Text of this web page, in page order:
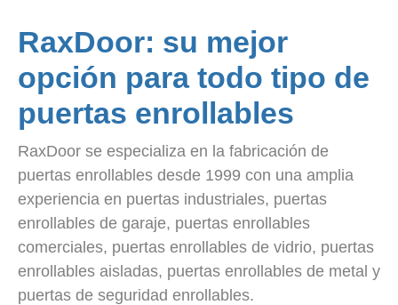
RaxDoor: su mejor
opción para todo tipo de
puertas enrollables
RaxDoor se especializa en la fabricación de
puertas enrollables desde 1999 con una amplia
experiencia en puertas industriales, puertas
enrollables de garaje, puertas enrollables
comerciales, puertas enrollables de vidrio, puertas
enrollables aisladas, puertas enrollables de metal y
puertas de seguridad enrollables.